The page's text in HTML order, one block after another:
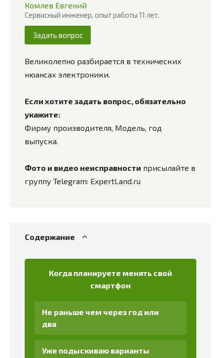
Комлев Евгений
Сервисный инженер, опыт работы 11 лет.
Задать вопрос
Великолепно разбирается в технических
нюансах электроники.
Если хотите задать вопрос, обязательно
укажите:
Фирму производителя, Модель, год
выпуска.
Фото и видео неисправности присылайте в
группу Telegram: ExpertLand.ru
Содержание
Когда планируете менять свой
смартфон
Не раньше чем через год или
два
Уже подыскиваю варианты